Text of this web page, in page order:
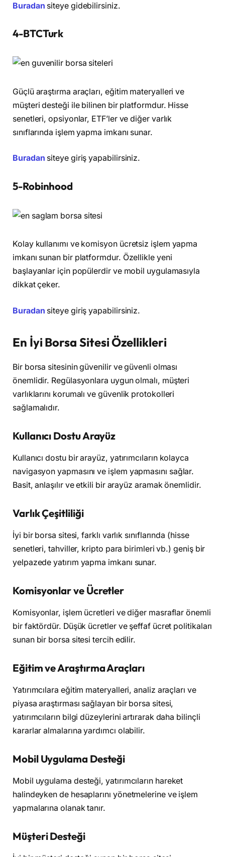
Buradan siteye gidebilirsiniz.
4-BTCTurk
Güçlü araştırma araçları, eğitim materyalleri ve
müşteri desteği ile bilinen bir platformdur. Hisse
senetleri, opsiyonlar, ETF’ler ve diğer varlık
sınıflarında işlem yapma imkanı sunar.
Buradan siteye giriş yapabilirsiniz.
5-Robinhood
Kolay kullanımı ve komisyon ücretsiz işlem yapma
imkanı sunan bir platformdur. Özellikle yeni
başlayanlar için popülerdir ve mobil uygulamasıyla
dikkat çeker.
Buradan siteye giriş yapabilirsiniz.
En İyi Borsa Sitesi Özellikleri
Bir borsa sitesinin güvenilir ve güvenli olması
önemlidir. Regülasyonlara uygun olmalı, müşteri
varlıklarını korumalı ve güvenlik protokolleri
sağlamalıdır.
Kullanıcı Dostu Arayüz
Kullanıcı dostu bir arayüz, yatırımcıların kolayca
navigasyon yapmasını ve işlem yapmasını sağlar.
Basit, anlaşılır ve etkili bir arayüz aramak önemlidir.
Varlık Çeşitliliği
İyi bir borsa sitesi, farklı varlık sınıflarında (hisse
senetleri, tahviller, kripto para birimleri vb.) geniş bir
yelpazede yatırım yapma imkanı sunar.
Komisyonlar ve Ücretler
Komisyonlar, işlem ücretleri ve diğer masraflar önemli
bir faktördür. Düşük ücretler ve şeffaf ücret politikaları
sunan bir borsa sitesi tercih edilir.
Eğitim ve Araştırma Araçları
Yatırımcılara eğitim materyalleri, analiz araçları ve
piyasa araştırması sağlayan bir borsa sitesi,
yatırımcıların bilgi düzeylerini artırarak daha bilinçli
kararlar almalarına yardımcı olabilir.
Mobil Uygulama Desteği
Mobil uygulama desteği, yatırımcıların hareket
halindeyken de hesaplarını yönetmelerine ve işlem
yapmalarına olanak tanır.
Müşteri Desteği